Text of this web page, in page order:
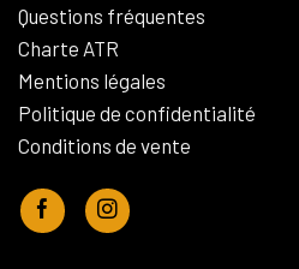
Questions fréquentes
Charte ATR
Mentions légales
Politique de confidentialité
Conditions de vente